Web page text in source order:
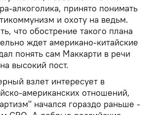
алкоголика, принято понимать
и охоту на ведьм.
что обострение такого плана
ждет американо-китайские
понять сам Маккарти в речи
высокий пост.
взлет интересует в
американских отношений,
начался гораздо раньше -